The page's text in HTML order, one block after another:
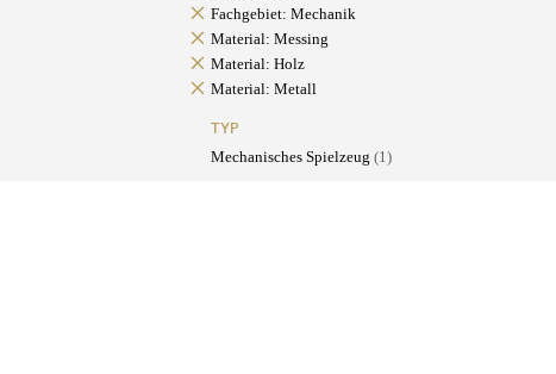
Fachgebiet: Mechanik
Material: Messing
Material: Holz
Material: Metall
TYP
Mechanisches Spielzeug (1)